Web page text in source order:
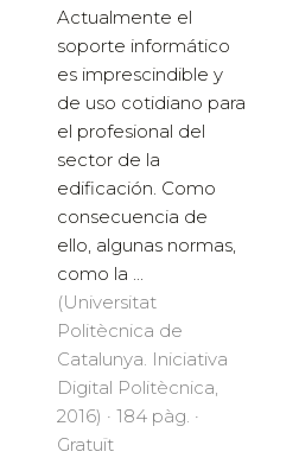
Actualmente el
soporte informático
es imprescindible y
de uso cotidiano para
el profesional del
sector de la
edificación. Como
consecuencia de
ello, algunas normas,
como la ...
(Universitat
Politècnica de
Catalunya. Iniciativa
Digital Politècnica,
2016) · 184 pàg. ·
Gratuït